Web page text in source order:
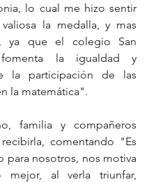
lo cual me hizo sentir
la medalla, y mas
ya que el colegio San
fomenta la igualdad y
la participación de las
la matemática".
familia y compañeros
comentando "Es
para nosotros, nos motiva
al verla triunfar,